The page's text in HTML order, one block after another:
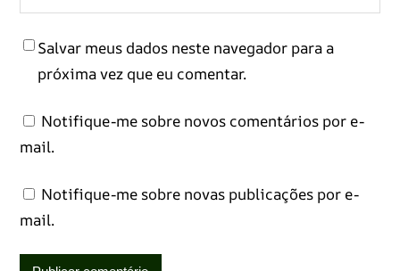
Salvar meus dados neste navegador para a
próxima vez que eu comentar.
Notifique-me sobre novos comentários por e-
mail.
Notifique-me sobre novas publicações por e-
mail.